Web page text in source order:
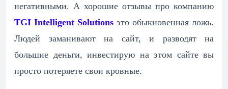
негативными. А хорошие отзывы про компанию
TGI Intelligent Solutions это обыкновенная ложь.
Людей заманивают на сайт, и разводят на
большие деньги, инвестирую на этом сайте вы
просто потеряете свои кровные.